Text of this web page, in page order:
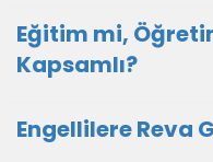
Eğitim mi,
Kapsamlı?
Engellilere Reva